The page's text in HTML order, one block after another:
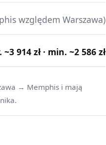
względem Warszawa)
~3 914 zł · min. ~2 586 zł
→ Memphis i mają